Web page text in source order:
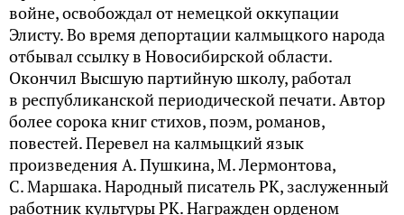
войне, освобождал от немецкой оккупации
Элисту. Во время депортации калмыцкого народа
отбывал ссылку в Новосибирской области.
Окончил Высшую партийную школу, работал
в республиканской периодической печати. Автор
более сорока книг стихов, поэм, романов,
повестей. Перевел на калмыцкий язык
произведения А. Пушкина, М. Лермонтова,
С. Маршака. Народный писатель РК, заслуженный
работник культуры РК. Награжден орденом